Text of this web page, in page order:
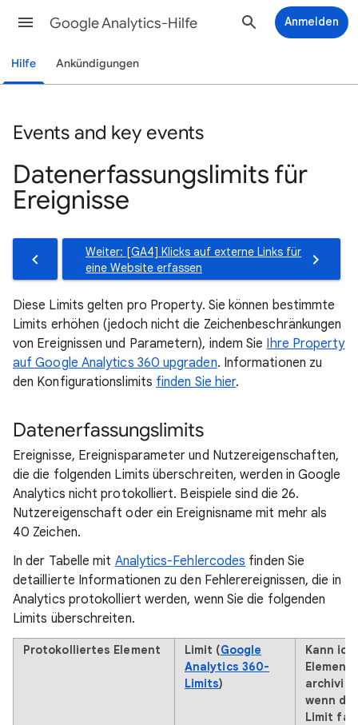
Google Analytics-Hilfe Anmelden
Hilfe Ankündigungen
Events and key events
Datenerfassungslimits für
Ereignisse
Weiter: [GA4] Klicks auf externe Links für
eine Website erfassen
Diese Limits gelten pro Property. Sie können bestimmte
Limits erhöhen (jedoch nicht die Zeichenbeschränkungen
von Ereignissen und Parametern), indem Sie Ihre Property
auf Google Analytics 360 upgraden. Informationen zu
den Konfigurationslimits finden Sie hier.
Datenerfassungslimits
Ereignisse, Ereignisparameter und Nutzereigenschaften,
die die folgenden Limits überschreiten, werden in Google
Analytics nicht protokolliert. Beispiele sind die 26.
Nutzereigenschaft oder ein Ereignisname mit mehr als
40 Zeichen.
In der Tabelle mit Analytics-Fehlercodes finden Sie
detaillierte Informationen zu den Fehlerereignissen, die in
Analytics protokolliert werden, wenn Sie die folgenden
Limits überschreiten.
Protokolliertes Element Limit (Google
Analytics 360-
Limits)
Kann ich
wenn
Limit